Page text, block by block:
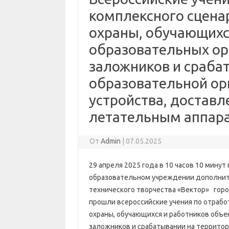
комплексного
охраны,
образовательных
заложников и
образовательной
устройства,
летательным
ОтAdmin | 07.05.2025
29 апреля 2025 года в 10 часов 10
образовательном учреждении
технического творчества «Вектор»
прошли всероссийские учения по
охраны, обучающихся и работников
заложников и срабатывании на